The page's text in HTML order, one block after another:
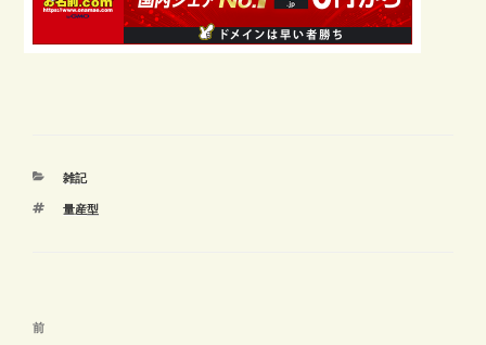
カ
ゴ
雑記
タ
量産型
投
前
前